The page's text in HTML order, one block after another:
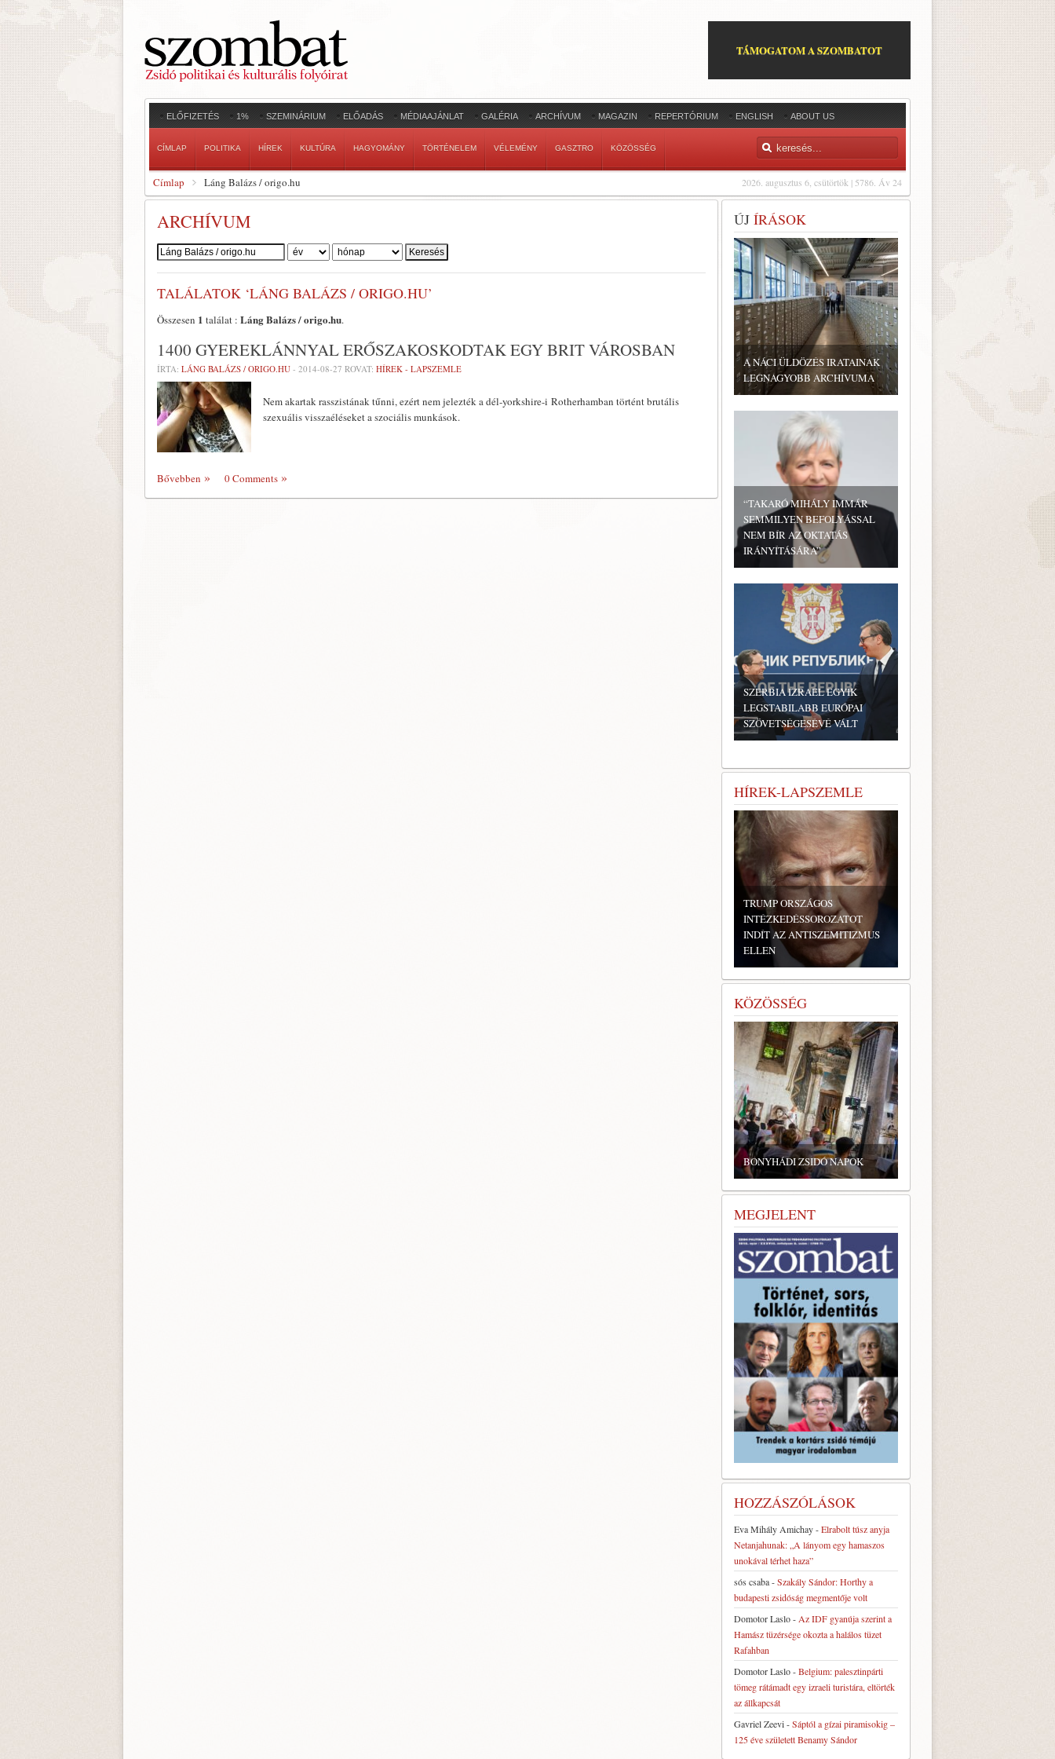
TÁMOGATOM A SZOMBATOT
ELŐFIZETÉS 1% SZEMINÁRIUM ELŐADÁS MÉDIAAJÁNLAT GALÉRIA ARCHÍVUM MAGAZIN REPERTÓRIUM ENGLISH ABOUT US
CÍMLAP POLITIKA HÍREK KULTÚRA HAGYOMÁNY TÖRTÉNELEM VÉLEMÉNY GASZTRO KÖZÖSSÉG
2026. augusztus 6, csütörtök | 5786. Áv 24
Címlap Láng Balázs / origo.hu
ARCHÍVUM
Szerző:
TALÁLATOK ‘LÁNG BALÁZS / ORIGO.HU’
Összesen 1 találat : Láng Balázs / origo.hu.
1400 GYEREKLÁNNYAL ERŐSZAKOSKODTAK EGY BRIT VÁROSBAN
ÍRTA: LÁNG BALÁZS / ORIGO.HU - 2014-08-27 ROVAT: HÍREK - LAPSZEMLE
Nem akartak rasszistának tűnni, ezért nem jelezték a dél-yorkshire-i Rotherhamban történt brutális
szexuális visszaéléseket a szociális munkások.
Bővebben 0 Comments
ÚJ ÍRÁSOK
A NÁCI ÜLDÖZÉS IRATAINAK
LEGNAGYOBB ARCHÍVUMA
“TAKARÓ MIHÁLY IMMÁR
SEMMILYEN BEFOLYÁSSAL
NEM BÍR AZ OKTATÁS
IRÁNYÍTÁSÁRA”
SZERBIA IZRAEL EGYIK
LEGSTABILABB EURÓPAI
SZÖVETSÉGESÉVÉ VÁLT
HÍREK-LAPSZEMLE
TRUMP ORSZÁGOS
INTÉZKEDÉSSOROZATOT
INDÍT AZ ANTISZEMITIZMUS
ELLEN
KÖZÖSSÉG
BONYHÁDI ZSIDÓ NAPOK
MEGJELENT
HOZZÁSZÓLÁSOK
Eva Mihály Amichay-Elrabolt túsz anyja
Netanjahunak: „A lányom egy hamaszos
unokával térhet haza”
sós csaba-Szakály Sándor: Horthy a
budapesti zsidóság megmentője volt
Domotor Laslo- Az IDF gyanúja szerint a
Hamász tüzérsége okozta a halálos tüzet
Rafahban
Domotor Laslo-Belgium: palesztinpárti
tömeg rátámadt egy izraeli turistára, eltörték
az állkapcsát
Gavriel Zeevi-Sáptól a gízai piramisokig –
125 éve született Benamy Sándor